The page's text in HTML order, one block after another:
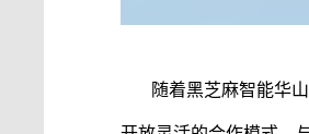
随着黑芝麻智能华山